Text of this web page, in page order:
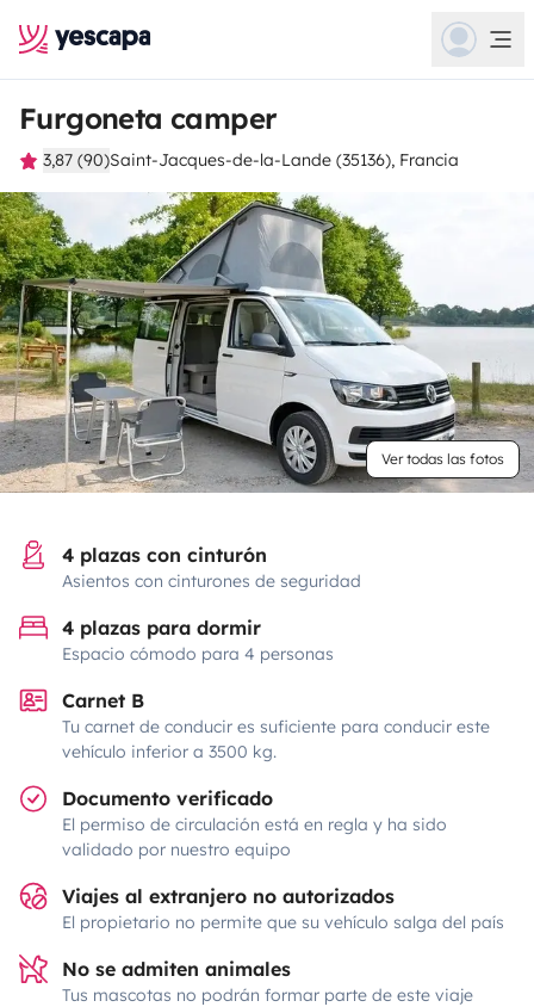
Furgoneta camper
3,87 (90)Saint-Jacques-de-la-Lande (35136), Francia
Ver todas las fotos
4 plazas con cinturón
Asientos con cinturones de seguridad
4 plazas para dormir
Espacio cómodo para 4 personas
Carnet B
Tu carnet de conducir es suficiente para conducir este
vehículo inferior a 3500 kg.
Documento verificado
El permiso de circulación está en regla y ha sido
validado por nuestro equipo
Viajes al extranjero no autorizados
El propietario no permite que su vehículo salga del país
No se admiten animales
Tus mascotas no podrán formar parte de este viaje